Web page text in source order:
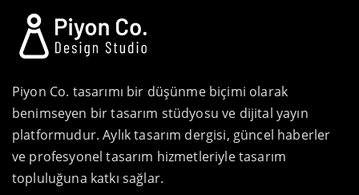
Piyon Co. tasarımı bir düşünme biçimi olarak
benimseyen bir tasarım stüdyosu ve dijital yayın
platformudur. Aylık tasarım dergisi, güncel haberler
ve profesyonel tasarım hizmetleriyle tasarım
topluluğuna katkı sağlar.